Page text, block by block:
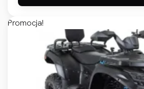
Promocja!